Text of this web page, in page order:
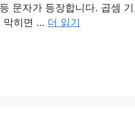
문자가 등장합니다. 곱셈
막히면 … 더 읽기